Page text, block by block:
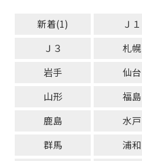
新着(1) Ｊ１
Ｊ３
札幌
岩手
仙台
山形
福島
鹿島
水戸
群馬
浦和